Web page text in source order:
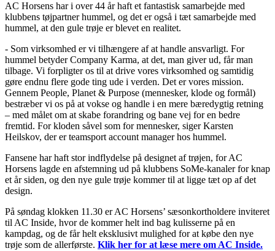
AC Horsens har i over 44 år haft et fantastisk samarbejde med
klubbens tøjpartner hummel, og det er også i tæt samarbejde med
hummel, at den gule trøje er blevet en realitet.
- Som virksomhed er vi tilhængere af at handle ansvarligt. For
hummel betyder Company Karma, at det, man giver ud, får man
tilbage. Vi forpligter os til at drive vores virksomhed og samtidig
gøre endnu flere gode ting ude i verden. Det er vores mission.
Gennem People, Planet & Purpose (mennesker, klode og formål)
bestræber vi os på at vokse og handle i en mere bæredygtig retning
– med målet om at skabe forandring og bane vej for en bedre
fremtid. For kloden såvel som for mennesker, siger Karsten
Heilskov, der er teamsport account manager hos hummel.
Fansene har haft stor indflydelse på designet af trøjen, for AC
Horsens lagde en afstemning ud på klubbens SoMe-kanaler for knap
et år siden, og den nye gule trøje kommer til at ligge tæt op af det
design.
På søndag klokken 11.30 er AC Horsens’ sæsonkortholdere inviteret
til AC Inside, hvor de kommer helt ind bag kulisserne på en
kampdag, og de får helt eksklusivt mulighed for at købe den nye
trøje som de allerførste. Klik her for at læse mere om AC Inside.